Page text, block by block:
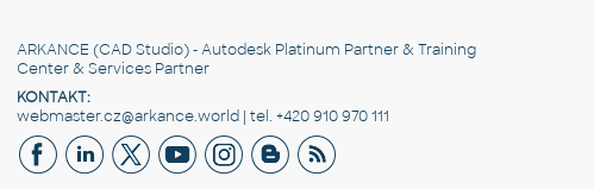
ARKANCE (CAD Studio) - Autodesk Platinum Partner & Training
Center & Services Partner
KONTAKT:
webmaster.cz@arkance.world | tel. +420 910 970 111